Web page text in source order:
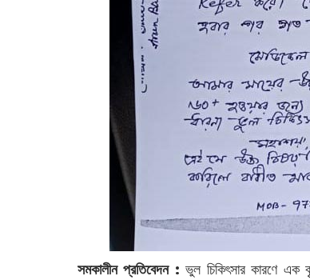
সমকালীন প্রতিবেদন : ‌ভুল চিকিৎসার কারণে এক